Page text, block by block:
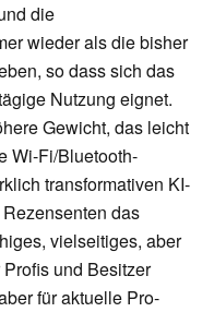
die
wieder als die bisher
so dass sich das
Nutzung eignet.
Gewicht, das leicht
Wi-Fi/Bluetooth-
transformativen KI-
das
vielseitiges, aber
und Besitzer
für aktuelle Pro-